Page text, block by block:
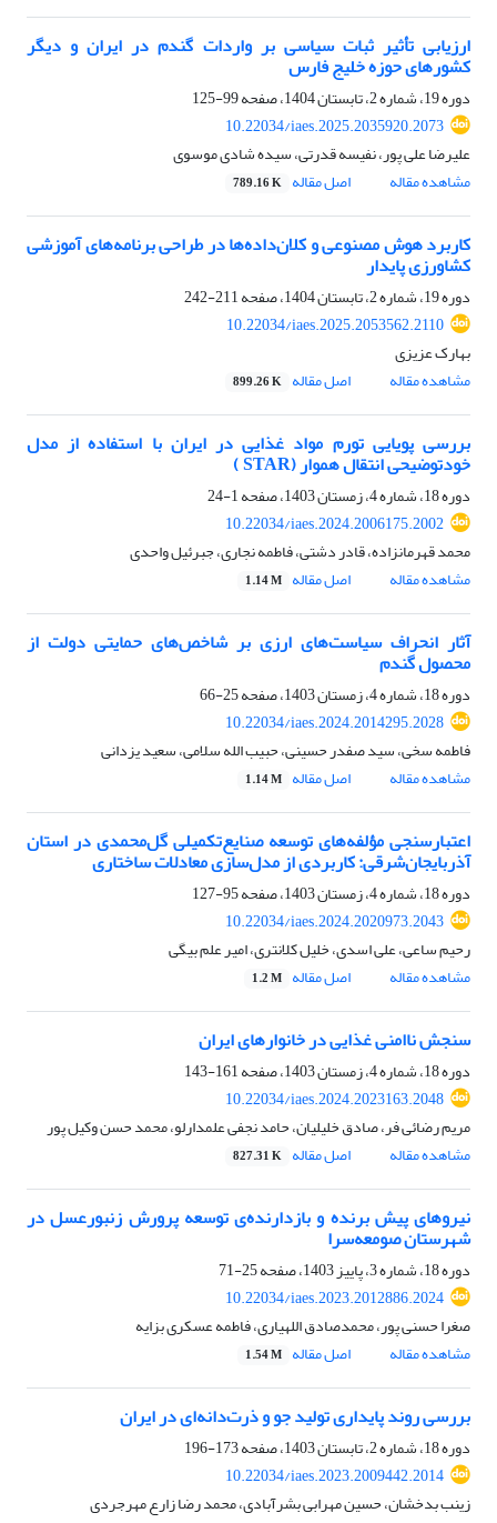
ارزیابی تأثیر ثبات سیاسی بر واردات گندم در ایران و دیگر
کشورهای حوزه خلیج فارس
دوره 19، شماره 2، تابستان 1404، صفحه
99-125
10.22034/iaes.2025.2035920.2073
علیرضا علی ‌پور، نفیسه قدرتی، سیده شادی موسوی
مشاهده مقاله
اصل مقاله 789.16 K
کاربرد هوش مصنوعی و کلان‌داده‌ها در طراحی برنامه‌های آموزشی
کشاورزی پایدار
دوره 19، شماره 2، تابستان 1404، صفحه
211-242
10.22034/iaes.2025.2053562.2110
بهارک عزیزی
مشاهده مقاله
اصل مقاله 899.26 K
بررسی پویایی تورم مواد غذایی در ایران با استفاده از مدل
خودتوضیحی انتقال هموار (STAR )
دوره 18، شماره 4، زمستان 1403، صفحه
1-24
10.22034/iaes.2024.2006175.2002
محمد قهرمانزاده، قادر دشتی، فاطمه نجاری، جبرئیل واحدی
مشاهده مقاله
اصل مقاله 1.14 M
آثار انحراف سیاست‌های ارزی بر شاخص‌های حمایتی دولت از
محصول گندم
دوره 18، شماره 4، زمستان 1403، صفحه
25-66
10.22034/iaes.2024.2014295.2028
فاطمه سخی، سید صفدر حسینی، حبیب الله سلامی، سعید یزدانی
مشاهده مقاله
اصل مقاله 1.14 M
اعتبارسنجی مؤلفه‌های توسعه صنایع‌تکمیلی گل‌محمدی در استان
آذربایجان‌شرقی: کاربردی از مدل‌سازی معادلات ساختاری
دوره 18، شماره 4، زمستان 1403، صفحه
95-127
10.22034/iaes.2024.2020973.2043
رحیم ساعی، علی اسدی، خلیل کلانتری، امیر علم بیگی
مشاهده مقاله
اصل مقاله 1.2 M
سنجش ناامنی غذایی در خانوارهای ایران
دوره 18، شماره 4، زمستان 1403، صفحه
161-143
10.22034/iaes.2024.2023163.2048
مریم رضائی فر، صادق خلیلیان، حامد نجفی علمدارلو، محمد حسن وکیل پور
مشاهده مقاله
اصل مقاله 827.31 K
نیروهای پیش برنده‌ و بازدارنده‌ی توسعه پرورش زنبورعسل در
شهرستان صومعه‌سرا
دوره 18، شماره 3، پاییز 1403، صفحه
25-71
10.22034/iaes.2023.2012886.2024
صغرا حسنی پور، محمدصادق اللهیاری، فاطمه عسکری بزایه
مشاهده مقاله
اصل مقاله 1.54 M
بررسی روند پایداری تولید جو و ذرت‌دانه‌ای در ایران
دوره 18، شماره 2، تابستان 1403، صفحه
173-196
10.22034/iaes.2023.2009442.2014
زینب بدخشان، حسین مهرابی بشرآبادی، محمد رضا زارع مهرجردی